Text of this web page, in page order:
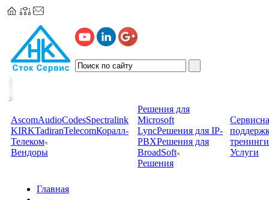
AscomAudioCodesSpectralink
KIRKTadiranTelecomКоралл-
Телеком
Вендоры
Решения для
Microsoft
LyncРешения для IP-
PBXРешения для
BroadSoft
Решения
тренинги
Услуги
Главная